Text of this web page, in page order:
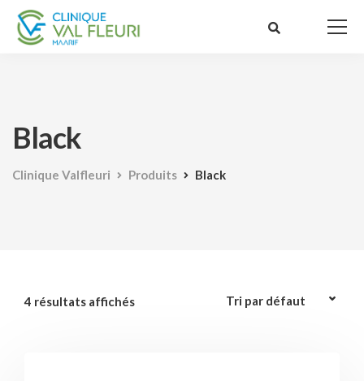
Black
Clinique Valfleuri Produits Black
4 résultats affichés